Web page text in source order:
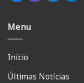
Menu
Início
Últimas Notícias